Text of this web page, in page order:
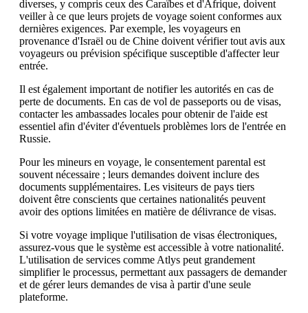
diverses, y compris ceux des Caraïbes et d'Afrique, doivent
veiller à ce que leurs projets de voyage soient conformes aux
dernières exigences. Par exemple, les voyageurs en
provenance d'Israël ou de Chine doivent vérifier tout avis aux
voyageurs ou prévision spécifique susceptible d'affecter leur
entrée.
Il est également important de notifier les autorités en cas de
perte de documents. En cas de vol de passeports ou de visas,
contacter les ambassades locales pour obtenir de l'aide est
essentiel afin d'éviter d'éventuels problèmes lors de l'entrée en
Russie.
Pour les mineurs en voyage, le consentement parental est
souvent nécessaire ; leurs demandes doivent inclure des
documents supplémentaires. Les visiteurs de pays tiers
doivent être conscients que certaines nationalités peuvent
avoir des options limitées en matière de délivrance de visas.
Si votre voyage implique l'utilisation de visas électroniques,
assurez-vous que le système est accessible à votre nationalité.
L'utilisation de services comme Atlys peut grandement
simplifier le processus, permettant aux passagers de demander
et de gérer leurs demandes de visa à partir d'une seule
plateforme.